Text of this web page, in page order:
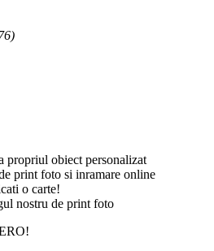
propriul obiect personalizat
print foto si inramare online
o carte!
nostru de print foto